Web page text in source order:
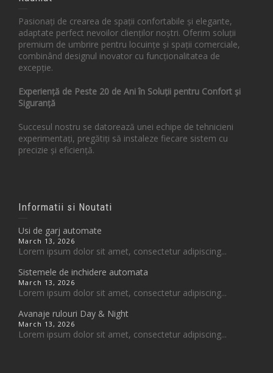
Pasionați de crearea de spații confortabile și elegante,
adaptate perfect nevoilor clienților noștri. Oferim soluții
premium de umbrire pentru locuințe și spații comerciale,
combinând designul inovator cu funcționalitatea de
excepție.
Experiență de Peste 20 de Ani în Soluții pentru Confort și
Siguranță
Succesul nostru se datorează unei echipe de tehnicieni
experimentați, pregătiți să instaleze fiecare sistem cu
precizie și eficiență.
Informatii si Noutati
Usi de garj automate
March 13, 2026
Lorem ipsum dolor sit amet, consectetur adipiscing...
Sistemele de inchidere automata
March 13, 2026
Lorem ipsum dolor sit amet, consectetur adipiscing...
Avanaje rulouri Day & Night
March 13, 2026
Lorem ipsum dolor sit amet, consectetur adipiscing...